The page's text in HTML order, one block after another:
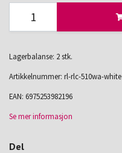
Lagerbalanse: 2 stk.
Artikkelnummer: rl-rlc-510wa-white
EAN: 6975253982196
Se mer informasjon
Del